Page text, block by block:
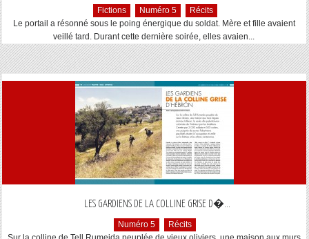
Fictions Numéro 5
Récits
Le portail a résonné sous le poing énergique du soldat. Mère et fille avaient
veillé tard. Durant cette dernière soirée, elles avaien...
LES GARDIENS DE LA COLLINE GRISE D�...
Numéro 5
Récits